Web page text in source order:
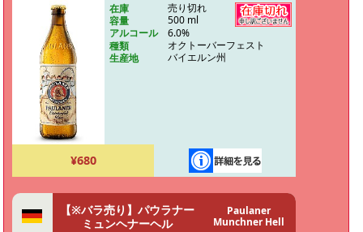
在庫
売り切れ
容量
500 ml
アルコール
6.0%
種類
オクトーバーフェスト
生産地
バイエルン州
¥680
【※バラ売り】パウラナー
ミュンヘナーヘル
Paulaner
Munchner Hell